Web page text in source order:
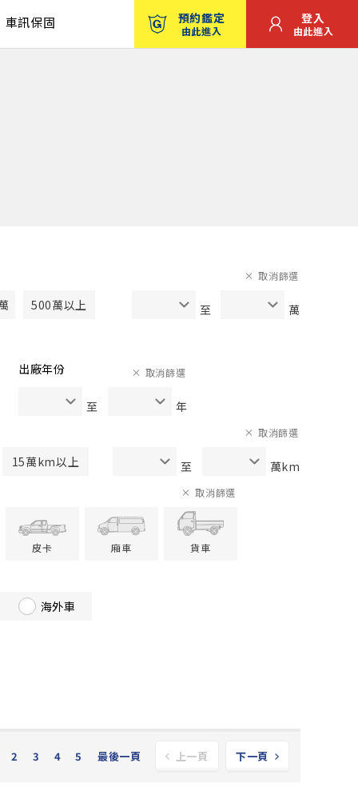
車訊保固 預約鑑定
由此進入
登入
由此進入
500萬以上 至 萬
取消篩選
出廠年份
至 年
取消篩選
15萬km以上 至 萬km
取消篩選
皮卡 廂車 貨車
取消篩選
海外車
2 3 4 5 最後一頁 上一頁 下一頁